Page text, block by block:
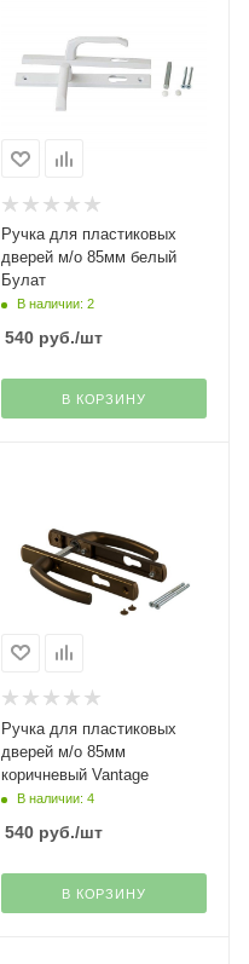
Ручка для пластиковых
дверей м/о 85мм белый
Булат
В наличии: 2
540руб./шт
В КОРЗИНУ
Ручка для пластиковых
дверей м/о 85мм
коричневый Vantage
В наличии: 4
540руб./шт
В КОРЗИНУ